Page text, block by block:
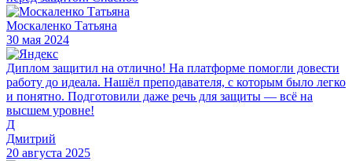
Москаленко Татьяна
30 мая 2024
Диплом защитил на отлично! На платформе помогли довести
работу до идеала. Нашёл преподавателя, с которым было легко
и понятно. Подготовили даже речь для защиты — всё на
высшем уровне!
Д
Дмитрий
20 августа 2025